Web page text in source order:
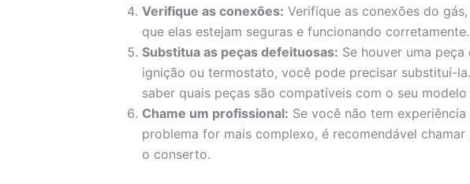
Verifique as conexões: Verifique as conexões do
que elas estejam seguras e funcionando corretamente.
Substitua as peças defeituosas: Se houver uma
ignição ou termostato, você pode precisar substituí-
saber quais peças são compatíveis com o seu
Chame um profissional: Se você não tem
problema for mais complexo, é recomendável
o conserto.